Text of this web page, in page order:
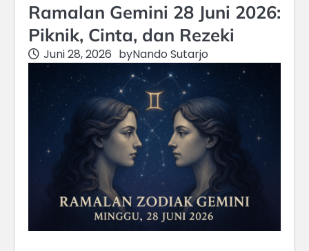
Ramalan Gemini 28 Juni 2026:
Piknik, Cinta, dan Rezeki
Juni 28, 2026 byNando Sutarjo